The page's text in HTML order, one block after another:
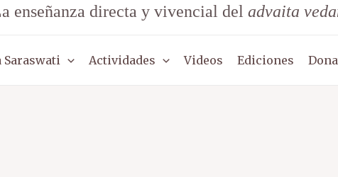
enseñanza directa y vivencial del advaita
Saraswati Actividades Videos Ediciones